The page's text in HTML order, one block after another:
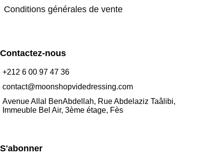
Conditions générales de vente
Contactez-nous
+212 6 00 97 47 36
contact@moonshopvidedressing.com
Avenue Allal BenAbdellah, Rue Abdelaziz Taâlibi,
Immeuble Bel Air, 3ème étage, Fès
S'abonner